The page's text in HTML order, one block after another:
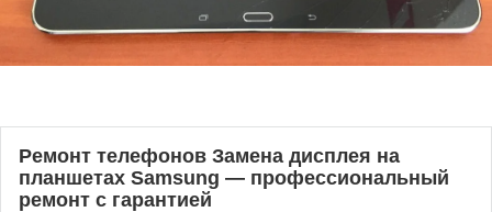
Ремонт телефонов Замена дисплея на
планшетах Samsung — профессиональный
ремонт с гарантией